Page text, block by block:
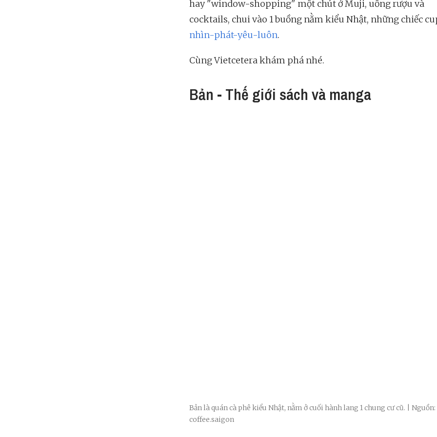
hay "window-shopping" một chút ở Muji, uống rượu và
cocktails, chui vào 1 buồng nằm kiểu Nhật, những chiếc
nhìn-phát-yêu-luôn.
Cùng Vietcetera khám phá nhé.
Bản - Thế giới sách và manga
Bản là quán cà phê kiểu Nhật, nằm ở cuối hành lang 1 chung cư cũ. | Nguồn:
coffee.saigon